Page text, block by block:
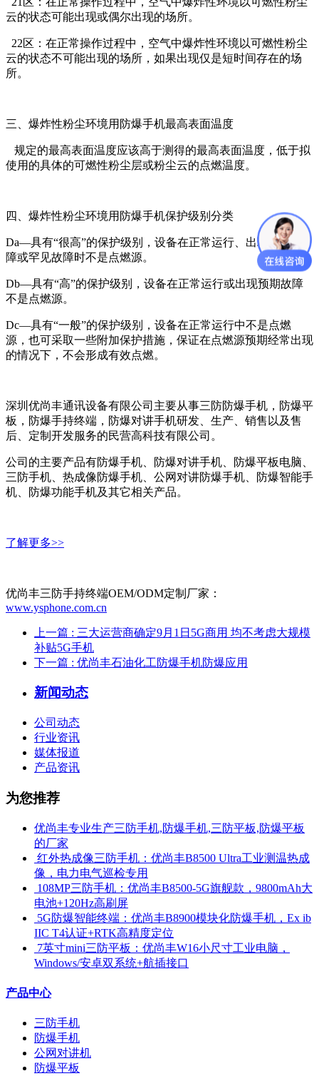
云的状态可能出现或偶尔出现的场所。
22区：在正常操作过程中，空气中爆炸性环境以可燃性粉尘
云的状态不可能出现的场所，如果出现仅是短时间存在的场
所。
三、爆炸性粉尘环境用防爆手机最高表面温度
规定的最高表面温度应该高于测得的最高表面温度，低于拟
使用的具体的可燃性粉尘层或粉尘云的点燃温度。
四、爆炸性粉尘环境用防爆手机保护级别分类
Da—具有“很高”的保护级别，设备在正常运行、出现预期故
障或罕见故障时不是点燃源。
Db—具有“高”的保护级别，设备在正常运行或出现预期故障
不是点燃源。
Dc—具有“一般”的保护级别，设备在正常运行中不是点燃
源，也可采取一些附加保护措施，保证在点燃源预期经常出现
的情况下，不会形成有效点燃。
深圳优尚丰通讯设备有限公司主要从事三防防爆手机，防爆平
板，防爆手持终端，防爆对讲手机研发、生产、销售以及售
后、定制开发服务的民营高科技有限公司。
公司的主要产品有防爆手机、防爆对讲手机、防爆平板电脑、
三防手机、热成像防爆手机、公网对讲防爆手机、防爆智能手
机、防爆功能手机及其它相关产品。
了解更多>>
优尚丰三防手持终端OEM/ODM定制厂家：
www.ysphone.com.cn
上一篇 : 三大运营商确定9月1日5G商用 均不考虑大规模
补贴5G手机
下一篇 : 优尚丰石油化工防爆手机防爆应用
新闻动态
公司动态
行业资讯
媒体报道
产品资讯
为您推荐
优尚丰专业生产三防手机,防爆手机,三防平板,防爆平板
的厂家
​ 红外热成像三防手机：优尚丰B8500 Ultra工业测温热成
像，电力电气巡检专用
​ 108MP三防手机：优尚丰B8500-5G旗舰款，9800mAh大
电池+120Hz高刷屏
​ 5G防爆智能终端：优尚丰B8900模块化防爆手机，Ex ib
IIC T4认证+RTK高精度定位
​ 7英寸mini三防平板：优尚丰W16小尺寸工业电脑，
Windows/安卓双系统+航插接口
产品中心
三防手机
防爆手机
公网对讲机
防爆平板